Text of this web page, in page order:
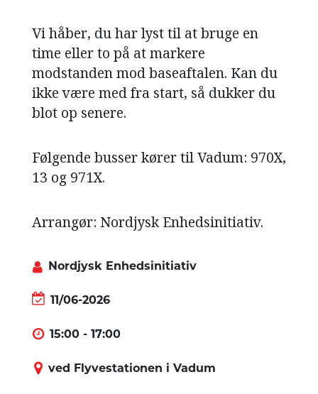
Vi håber, du har lyst til at bruge en
time eller to på at markere
modstanden mod baseaftalen. Kan du
ikke være med fra start, så dukker du
blot op senere.
Følgende busser kører til Vadum: 970X,
13 og 971X.
Arrangør: Nordjysk Enhedsinitiativ.
Nordjysk Enhedsinitiativ
11/06-2026
15:00 - 17:00
ved Flyvestationen i Vadum